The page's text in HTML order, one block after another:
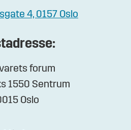
4, 0157 Oslo
forum
1550 Sentrum
Oslo